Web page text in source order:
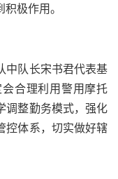
极作用。
队长宋书君代表基
合理利用警用摩托
调整勤务模式，强化
控体系，切实做好辖